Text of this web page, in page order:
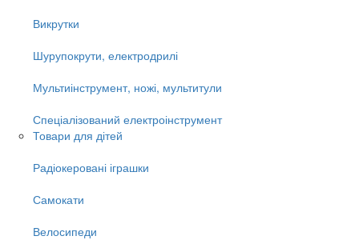
Викрутки
Шурупокрути, електродрилі
Мультиінструмент, ножі, мультитули
Спеціалізований електроінструмент
Товари для дітей
Радіокеровані іграшки
Самокати
Велосипеди